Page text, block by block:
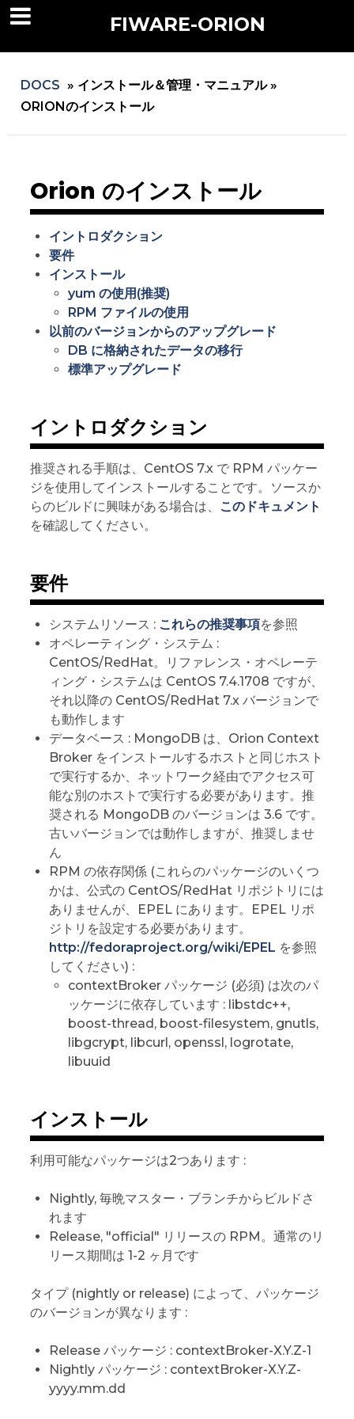
FIWARE-ORION
DOCS » インストール＆管理・マニュアル »
ORIONのインストール
Orion のインストール
イントロダクション
要件
インストール
yum の使用(推奨)
RPM ファイルの使用
以前のバージョンからのアップグレード
DB に格納されたデータの移行
標準アップグレード
イントロダクション
推奨される手順は、CentOS 7.x で RPM パッケー
ジを使用してインストールすることです。ソースか
らのビルドに興味がある場合は、
このドキュメント
を確認してください。
要件
システムリソース : これらの推奨事項を参照
オペレーティング・システム :
CentOS/RedHat。リファレンス・オペレーテ
ィング・システムは CentOS 7.4.1708 ですが、
それ以降の CentOS/RedHat 7.x バージョンで
も動作します
データベース : MongoDB は、Orion Context
Broker をインストールするホストと同じホスト
で実行するか、ネットワーク経由でアクセス可
能な別のホストで実行する必要があります。推
奨される MongoDB のバージョンは 3.6 です。
古いバージョンでは動作しますが、推奨しませ
ん
RPM の依存関係 (これらのパッケージのいくつ
かは、公式の CentOS/RedHat リポジトリには
ありませんが、EPEL にあります。EPEL リポ
ジトリを設定する必要があります。
http://fedoraproject.org/wiki/EPEL を参照
してください) :
contextBroker パッケージ (必須) は次のパ
ッケージに依存しています : libstdc++,
boost-thread, boost-filesystem, gnutls,
libgcrypt, libcurl, openssl, logrotate,
libuuid
インストール
利用可能なパッケージは2つあります :
Nightly, 毎晩マスター・ブランチからビルドさ
れます
Release, "official" リリースの RPM。通常のリ
リース期間は 1-2 ヶ月です
タイプ (nightly or release) によって、パッケージ
のバージョンが異なります :
Release パッケージ : contextBroker-X.Y.Z-1
Nightly パッケージ : contextBroker-X.Y.Z-
yyyy.mm.dd